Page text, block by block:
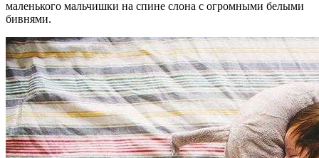
маленького мальчишки на спине слона с огромными белыми
бивнями.